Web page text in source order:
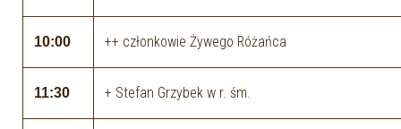
10:00 ++ członkowie Żywego Różańca
11:30 + Stefan Grzybek w r. śm.